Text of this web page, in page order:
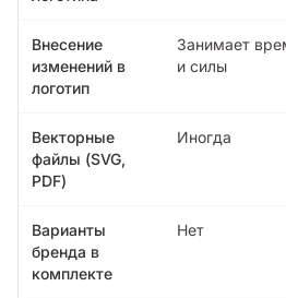
Внесение
изменений в
логотип
Занимает
и силы
Векторные
файлы (SVG,
PDF)
Иногда
Варианты
бренда в
комплекте
Нет